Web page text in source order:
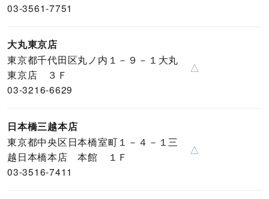
03-3561-7751
大丸東京店
東京都千代田区丸ノ内１－９－１大丸
東京店 ３Ｆ
03-3216-6629
△
日本橋三越本店
東京都中央区日本橋室町１－４－１三
越日本橋本店 本館 １Ｆ
03-3516-7411
△